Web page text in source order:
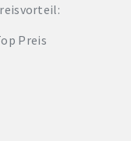
Preis